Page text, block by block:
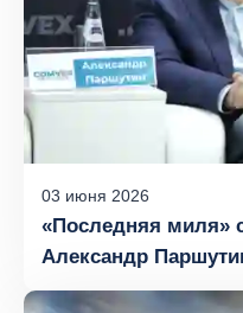
03 июня 2026
«Последняя миля»
Александр
фургонов в